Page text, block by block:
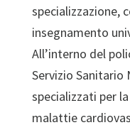
specializzazione,
insegnamento
All’interno del
Servizio Sanitario
specializzati per
malattie